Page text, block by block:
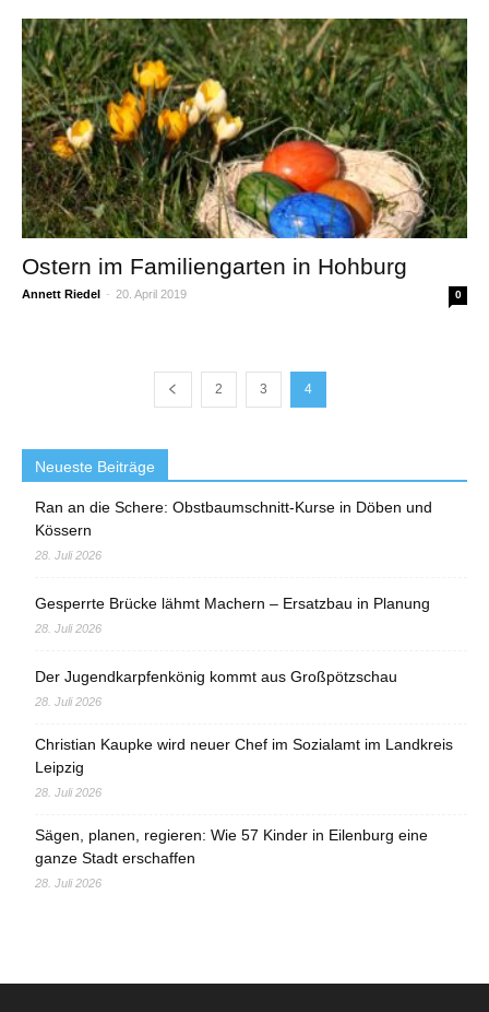
Ostern im Familiengarten in Hohburg
Annett Riedel - 20. April 2019 0
2 3 4
Neueste Beiträge
Ran an die Schere: Obstbaumschnitt-Kurse in Döben und
Kössern
28. Juli 2026
Gesperrte Brücke lähmt Machern – Ersatzbau in Planung
28. Juli 2026
Der Jugendkarpfenkönig kommt aus Großpötzschau
28. Juli 2026
Christian Kaupke wird neuer Chef im Sozialamt im Landkreis
Leipzig
28. Juli 2026
Sägen, planen, regieren: Wie 57 Kinder in Eilenburg eine
ganze Stadt erschaffen
28. Juli 2026